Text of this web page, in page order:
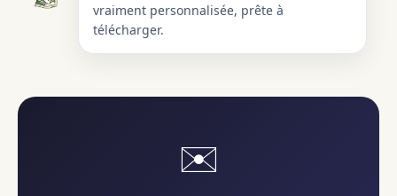
vraiment personnalisée, prête à
télécharger.
✉️